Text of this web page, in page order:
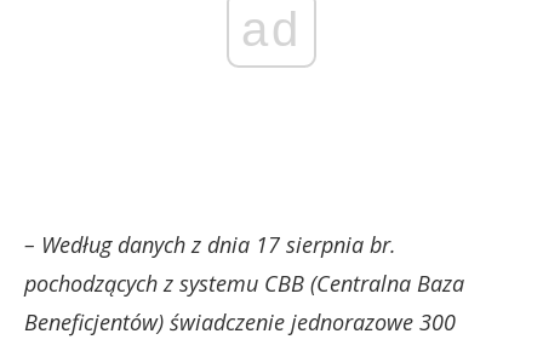
ad
– Według danych z dnia 17 sierpnia br.
pochodzących z systemu CBB (Centralna Baza
Beneficjentów) świadczenie jednorazowe 300